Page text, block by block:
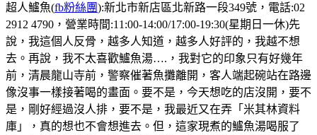
超人鱸魚(fb粉絲團):新北市新店區北新路一段349號，電話:02
2912 4790，營業時間:11:00-14:00/17:00-19:30(星期日一休)先
說，我這個人反骨，越多人知道，越多人好評的，我越不想
去。再說，我不太喜歡鱸魚湯….，我對它的印象只有好幾年
前，清晨龍山寺前，警察催著魚攤離開，客人端起碗站在路邊
像沒事一樣接著喝的畫面。要不是，今天想吃的店沒開，要不
是，剛好經過沒人排，要不是，我最近又在弄「米其林資料
庫」，真的想也不會想進去。但，這家現煮的鱸魚湯喝服了